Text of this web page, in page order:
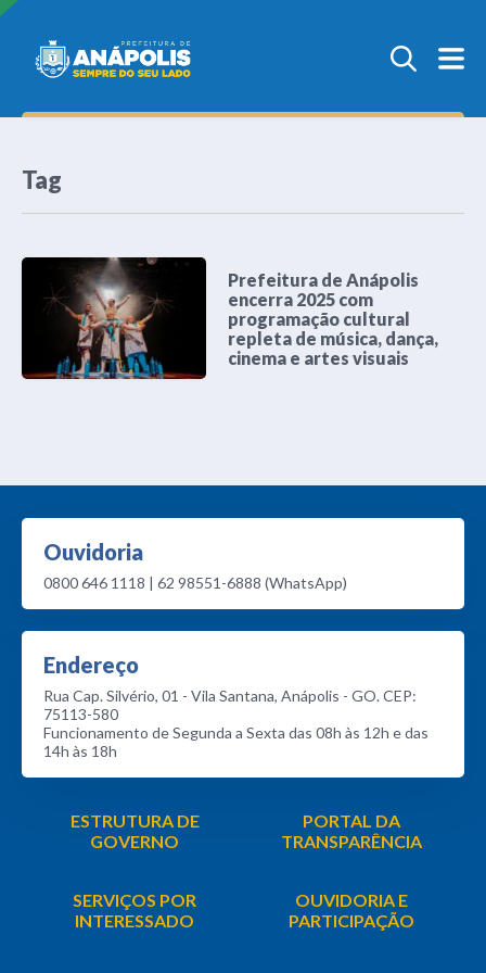
Tag
Prefeitura de Anápolis
encerra 2025 com
programação cultural
repleta de música, dança,
cinema e artes visuais
Ouvidoria
0800 646 1118 | 62 98551-6888 (WhatsApp)
Endereço
Rua Cap. Silvério, 01 - Vila Santana, Anápolis - GO. CEP:
75113-580
Funcionamento de Segunda a Sexta das 08h às 12h e das
14h às 18h
ESTRUTURA DE
GOVERNO
PORTAL DA
TRANSPARÊNCIA
SERVIÇOS POR
INTERESSADO
OUVIDORIA E
PARTICIPAÇÃO